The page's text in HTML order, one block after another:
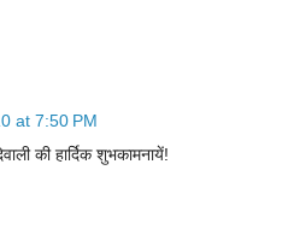
at 7:50 PM
की हार्दिक शुभकामनायें!